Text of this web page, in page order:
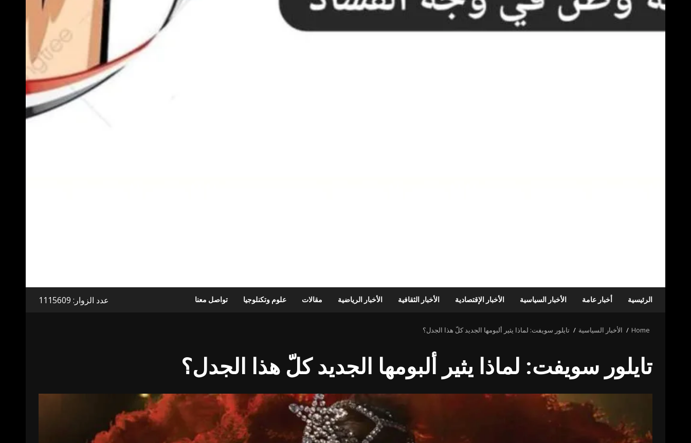
الرئيسية أخبار عامة الأخبار السياسية الأخبار الإقتصادية الأخبار الثقافية الأخبار الرياضية مقالات علوم وتكنلوجيا تواصل معنا عدد الزوار: 1115609
Home الأخبار السياسية تايلور سويفت: لماذا يثير ألبومها الجديد كلّ هذا الجدل؟
تايلور سويفت: لماذا يثير ألبومها الجديد كلّ هذا الجدل؟